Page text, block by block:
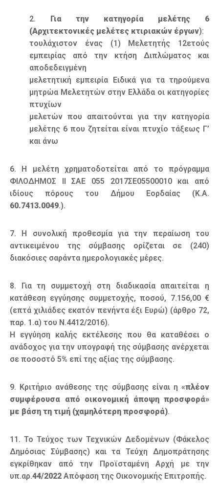
2. Για την κατηγορία μελέτης 6
(Αρχιτεκτονικές μελέτες κτιριακών έργων):
τουλάχιστον ένας (1) Μελετητής 12ετούς
εμπειρίας από την κτήση Διπλώματος και
αποδεδειγμένη
μελετητική εμπειρία Ειδικά για τα τηρούμενα
μητρώα Μελετητών στην Ελλάδα οι κατηγορίες
πτυχίων
μελετών που απαιτούνται για την κατηγορία
μελέτης 6 που ζητείται είναι πτυχίο τάξεως Γ’
και άνω
6. Η μελέτη χρηματοδοτείται από το πρόγραμμα
ΦΙΛΟΔΗΜΟΣ II ΣΑΕ 055 2017ΣΕ05500010 και από
ιδίους πόρους του Δήμου Εορδαίας (Κ.Α.
60.7413.0049.).
7. Η συνολική προθεσμία για την περαίωση του
αντικειμένου της σύμβασης ορίζεται σε (240)
διακόσιες σαράντα ημερολογιακές μέρες.
8. Για τη συμμετοχή στη διαδικασία απαιτείται η
κατάθεση εγγύησης συμμετοχής, ποσού, 7.156,00 €
(επτά χιλιάδες εκατόν πενήντα έξι Ευρώ) (άρθρο 72,
παρ. 1.α) του Ν.4412/2016).
Η εγγύηση καλής εκτέλεσης που θα καταθέσει ο
ανάδοχος για την υπογραφή της σύμβασης ανέρχεται
σε ποσοστό 5% επί της αξίας της σύμβασης.
9. Κριτήριο ανάθεσης της σύμβασης είναι η «πλέον
συμφέρουσα από οικονομική άποψη προσφορά»
με βάση τη τιμή (χαμηλότερη προσφορά).
11. Το Τεύχος των Τεχνικών Δεδομένων (Φάκελος
Δημόσιας Σύμβασης) και τα Τεύχη Δημοπράτησης
εγκρίθηκαν από την Προϊσταμένη Αρχή με την
υπ.αρ.44/2022 Απόφαση της Οικονομικής Επιτροπής.